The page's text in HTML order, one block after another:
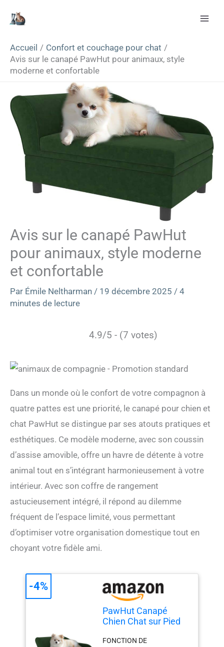
Accueil
Confort et couchage pour chat
Avis sur le canapé PawHut pour animaux, style
moderne et confortable
Avis sur le canapé PawHut
pour animaux, style moderne
et confortable
Par Émile Neltharman / 19 décembre 2025 / 4
minutes de lecture
4.9/5 - (7 votes)
Dans un monde où le confort de votre compagnon à
quatre pattes est une priorité, le canapé pour chien et
chat PawHut se distingue par ses atouts pratiques et
esthétiques. Ce modèle moderne, avec son coussin
d’assise amovible, offre un havre de détente à votre
animal tout en s’intégrant harmonieusement à votre
intérieur. Avec son coffre de rangement
astucieusement intégré, il répond au dilemme
fréquent de l’espace limité, vous permettant
d’optimiser votre organisation domestique tout en
choyant votre fidèle ami.
PawHut Canapé
Chien Chat sur Pied
45 x 43 cm Vert
FONCTION DE
-4%